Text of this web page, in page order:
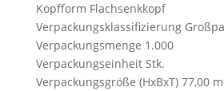
Kopfform Flachsenkkopf
Verpackungsklassifizierung
Verpackungsmenge 1.000
Verpackungseinheit Stk.
Verpackungsgröße (HxBxT) 77,00